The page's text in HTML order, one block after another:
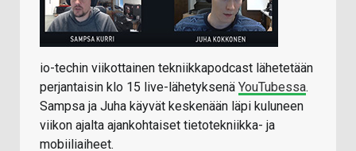
io-techin viikottainen tekniikkapodcast lähetetään
perjantaisin klo 15 live-lähetyksenä YouTubessa.
Sampsa ja Juha käyvät keskenään läpi kuluneen
viikon ajalta ajankohtaiset tietotekniikka- ja
mobiiliaiheet.